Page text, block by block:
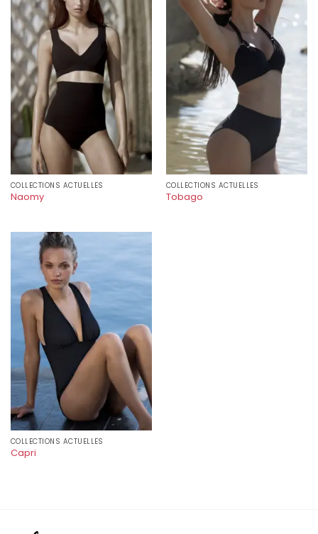
COLLECTIONS ACTUELLES
Naomy
COLLECTIONS ACTUELLES
Tobago
COLLECTIONS ACTUELLES
Capri